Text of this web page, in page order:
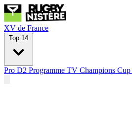
XV de France
Top 14
Pro D2 Programme TV Champions Cup